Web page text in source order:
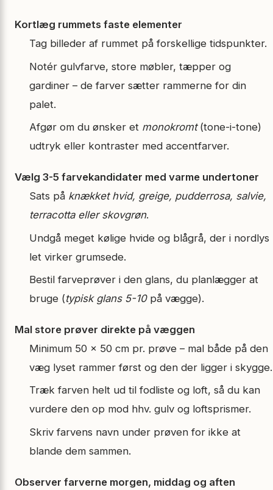
Kortlæg rummets faste elementer
Tag billeder af rummet på forskellige tidspunkter.
Notér gulvfarve, store møbler, tæpper og
gardiner – de farver sætter rammerne for din
palet.
Afgør om du ønsker et monokromt(tone-i-tone)
udtryk eller kontraster med accentfarver.
Vælg 3-5 farvekandidater med varme undertoner
Sats på knækket hvid, greige, pudderrosa, salvie,
terracotta eller skovgrøn.
Undgå meget kølige hvide og blågrå, der i nordlys
let virker grumsede.
Bestil farveprøver i den glans, du planlægger at
bruge (typisk glans 5-10på vægge).
Mal store prøver direkte på væggen
Minimum 50 × 50 cm pr. prøve – mal både på den
væg lyset rammer først og den der ligger i skygge.
Træk farven helt ud til fodliste og loft, så du kan
vurdere den op mod hhv. gulv og loftsprismer.
Skriv farvens navn under prøven for ikke at
blande dem sammen.
Observer farverne morgen, middag og aften